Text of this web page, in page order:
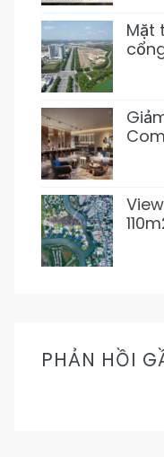
Mặt
PHẢN HỒI